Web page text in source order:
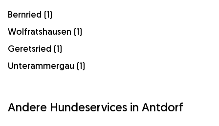
Bernried (1)
Wolfratshausen (1)
Geretsried (1)
Unterammergau (1)
Andere Hundeservices in Antdorf